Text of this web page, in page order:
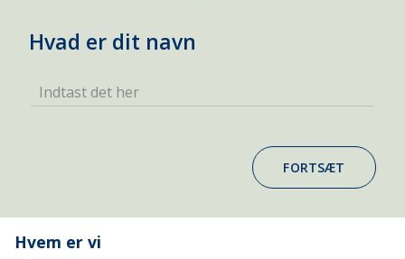
Hvad er dit navn
Indtast det her
FORTSÆT
Hvem er vi